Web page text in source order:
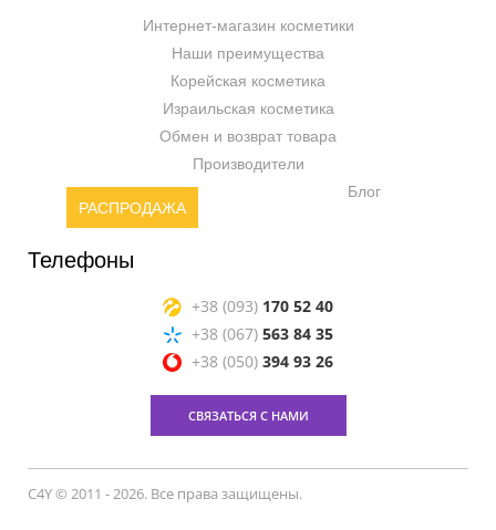
Интернет-магазин косметики
Наши преимущества
Корейская косметика
Израильская косметика
Обмен и возврат товара
Производители
РАСПРОДАЖА
Блог
Телефоны
+38 (093) 170 52 40
+38 (067) 563 84 35
+38 (050) 394 93 26
СВЯЗАТЬСЯ С НАМИ
C4Y © 2011 - 2026. Все права защищены.